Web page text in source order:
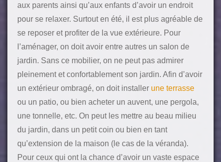
aux parents ainsi qu’aux enfants d’avoir un endroit
pour se relaxer. Surtout en été, il est plus agréable de
se reposer et profiter de la vue extérieure. Pour
l’aménager, on doit avoir entre autres un salon de
jardin. Sans ce mobilier, on ne peut pas admirer
pleinement et confortablement son jardin. Afin d’avoir
un extérieur ombragé, on doit installer une terrasse
ou un patio, ou bien acheter un auvent, une pergola,
une tonnelle, etc. On peut les mettre au beau milieu
du jardin, dans un petit coin ou bien en tant
qu’extension de la maison (le cas de la véranda).
Pour ceux qui ont la chance d’avoir un vaste espace